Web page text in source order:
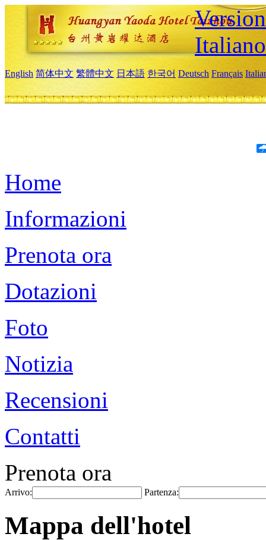
Italiano
English 简体中文 繁體中文 日本語 한국어 Deutsch Français
Home
Informazioni
Prenota ora
Dotazioni
Foto
Notizia
Recensioni
Contatti
Prenota ora
Arrivo: Partenza:
Mappa dell'hotel